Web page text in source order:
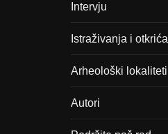
Intervju
Istraživanja i otkrića
Arheološki lokaliteti
Autori